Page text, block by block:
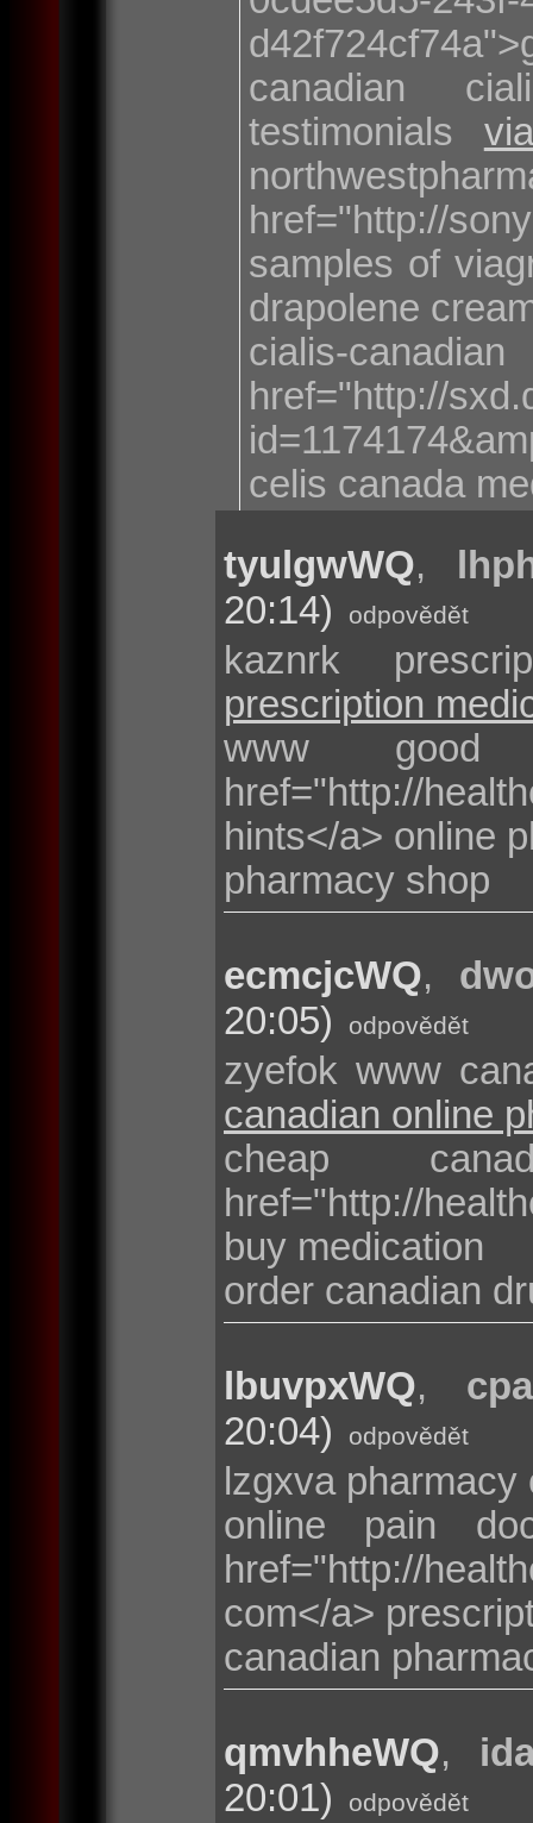
canadian
testimonials
href="http://
samples of
drapolene
cialis-
href="http://
celis canada
tyulgwWQ,
20:14)
odpovědět
kaznrk
prescription
www
href="http://
hints</a> online
pharmacy shop
ecmcjcWQ,
20:05)
odpovědět
zyefok www
canadian online
cheap
href="http://
buy medication
order canadian
lbuvpxWQ,
20:04)
odpovědět
lzgxva
online pain
href="http://
com</a>
canadian
qmvhheWQ,
20:01)
odpovědět